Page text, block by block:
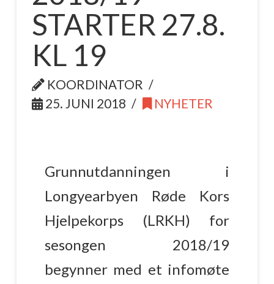
STARTER 27.8.
KL 19
KOORDINATOR
25. JUNI 2018
NYHETER
Grunnutdanningen i
Longyearbyen Røde Kors
Hjelpekorps (LRKH) for
sesongen 2018/19
begynner med et infomøte